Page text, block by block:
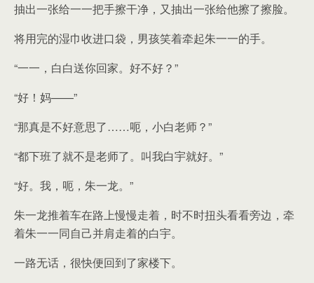
抽出一张给一一把手擦干净，又抽出一张给他擦了擦脸。
将用完的湿巾收进口袋，男孩笑着牵起朱一一的手。
“一一，白白送你回家。好不好？”
“好！妈——”
“那真是不好意思了……呃，小白老师？”
“都下班了就不是老师了。叫我白宇就好。”
“好。我，呃，朱一龙。”
朱一龙推着车在路上慢慢走着，时不时扭头看看旁边，牵
着朱一一同自己并肩走着的白宇。
一路无话，很快便回到了家楼下。